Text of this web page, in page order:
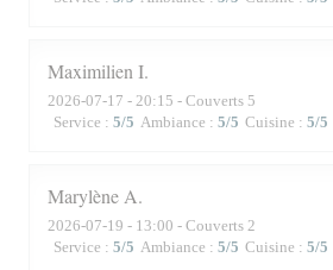
Maximilien I
2026-07-17 - 20:15 - Couverts 5
Service : 5/5 Ambiance : 5/5 Cuisine : 5/5
Marylène A
2026-07-19 - 13:00 - Couverts 2
Service : 5/5 Ambiance : 5/5 Cuisine : 5/5